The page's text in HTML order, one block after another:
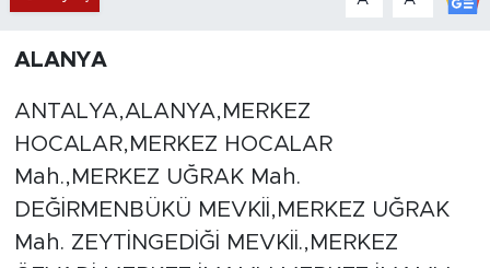
ALANYA
ANTALYA,ALANYA,MERKEZ
HOCALAR,MERKEZ HOCALAR
Mah.,MERKEZ UĞRAK Mah.
DEĞİRMENBÜKÜ MEVKİİ,MERKEZ UĞRAK
Mah. ZEYTİNGEDİĞİ MEVKİİ.,MERKEZ